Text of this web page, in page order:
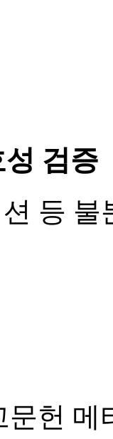
검증
등 불
문헌 메